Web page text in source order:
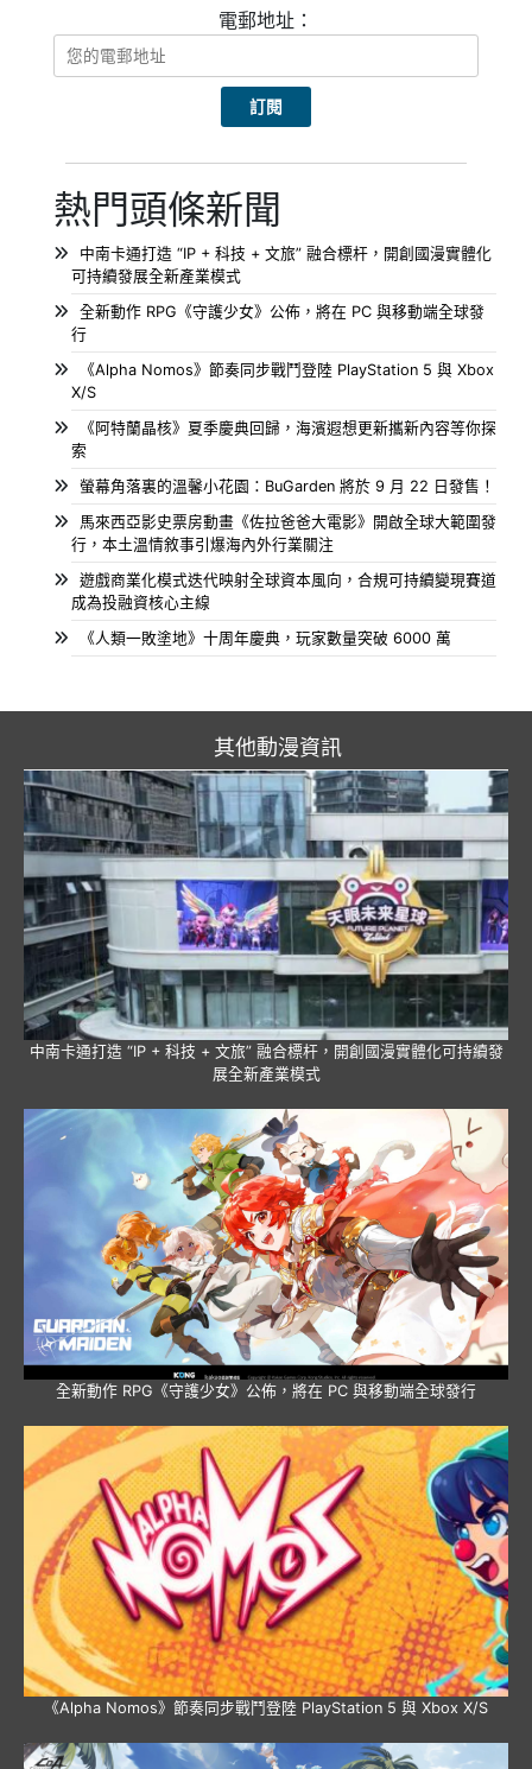
電郵地址：
熱門頭條新聞
中南卡通打造 “IP + 科技 + 文旅” 融合標杆，開創國漫實體化
可持續發展全新產業模式
全新動作 RPG《守護少女》公佈，將在 PC 與移動端全球發
行
《Alpha Nomos》節奏同步戰鬥登陸 PlayStation 5 與 Xbox
X/S
《阿特蘭晶核》夏季慶典回歸，海濱遐想更新攜新內容等你探
索
螢幕角落裏的溫馨小花園：BuGarden 將於 9 月 22 日發售！
馬來西亞影史票房動畫《佐拉爸爸大電影》開啟全球大範圍發
行，本土溫情敘事引爆海內外行業關注
遊戲商業化模式迭代映射全球資本風向，合規可持續變現賽道
成為投融資核心主線
《人類一敗塗地》十周年慶典，玩家數量突破 6000 萬
其他動漫資訊
中南卡通打造 “IP + 科技 + 文旅” 融合標杆，開創國漫實體化可持續發
展全新產業模式
全新動作 RPG《守護少女》公佈，將在 PC 與移動端全球發行
《Alpha Nomos》節奏同步戰鬥登陸 PlayStation 5 與 Xbox X/S